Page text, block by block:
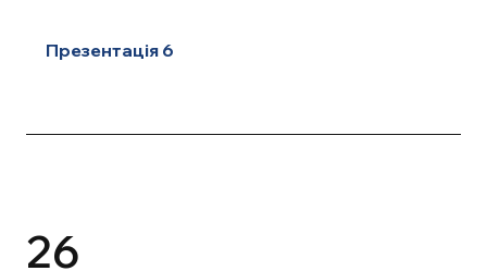
Презентація 6
26